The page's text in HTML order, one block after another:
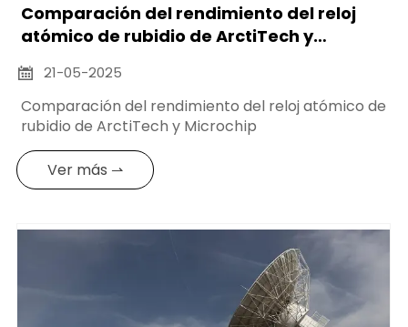
Comparación del rendimiento del reloj
atómico de rubidio de ArctiTech y
 21-05-2025
Comparación del rendimiento del reloj atómico de
rubidio de ArctiTech y Microchip
Ver más ⇀